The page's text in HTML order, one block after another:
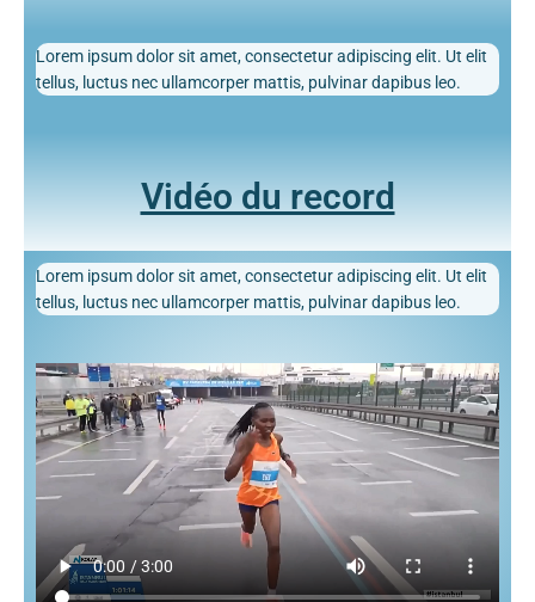
Lorem ipsum dolor sit amet, consectetur adipiscing elit. Ut elit
tellus, luctus nec ullamcorper mattis, pulvinar dapibus leo.
Vidéo du record
Lorem ipsum dolor sit amet, consectetur adipiscing elit. Ut elit
tellus, luctus nec ullamcorper mattis, pulvinar dapibus leo.